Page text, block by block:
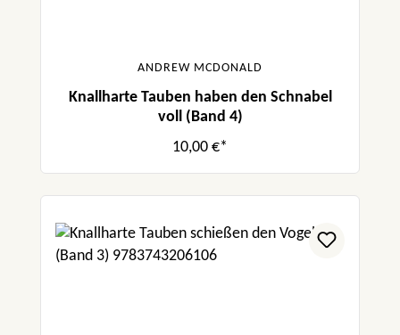
ANDREW MCDONALD
Knallharte Tauben haben den Schnabel
voll (Band 4)
10,00 €*